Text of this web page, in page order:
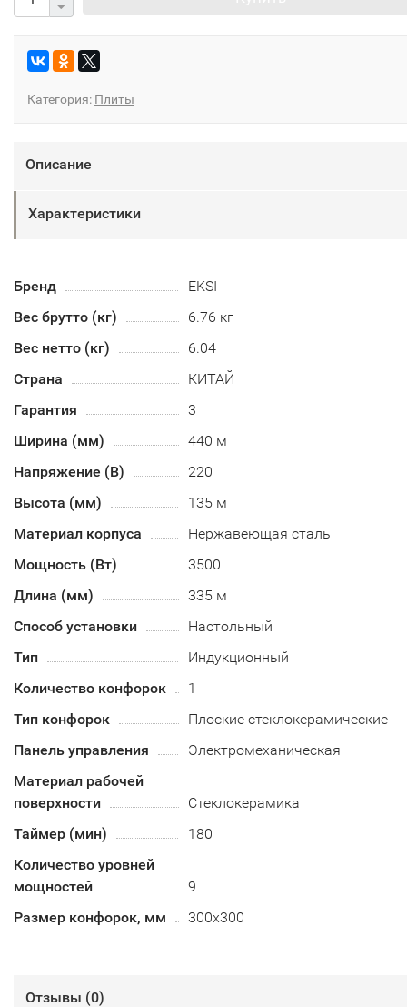
Категория: Плиты
Описание
Характеристики
Бренд
EKSI
Вес брутто (кг)
6.76 кг
Вес нетто (кг)
6.04
Страна
КИТАЙ
Гарантия
3
Ширина (мм)
440 м
Напряжение (В)
220
Высота (мм)
135 м
Материал корпуса
Нержавеющая сталь
Мощность (Вт)
3500
Длина (мм)
335 м
Способ установки
Настольный
Тип
Индукционный
Количество конфорок
1
Тип конфорок
Плоские стеклокерамические
Панель управления
Электромеханическая
Материал рабочей
поверхности
Стеклокерамика
Таймер (мин)
180
Количество уровней
мощностей
9
Размер конфорок, мм
300х300
Отзывы (0)